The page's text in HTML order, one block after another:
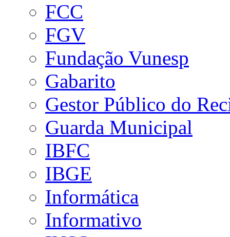
FCC
FGV
Fundação Vunesp
Gabarito
Gestor Público do
Guarda Municipal
IBFC
IBGE
Informática
Informativo